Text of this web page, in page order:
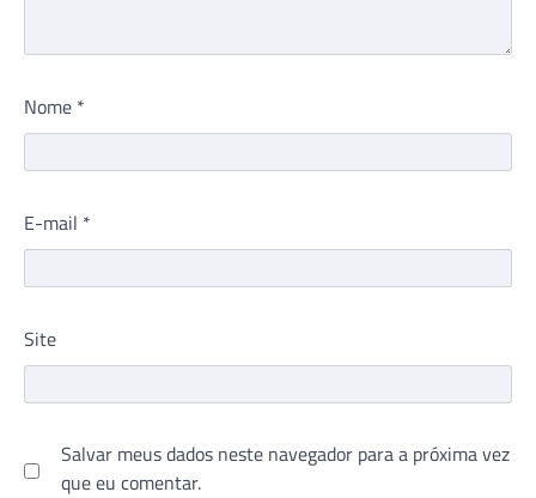
Nome *
E-mail *
Site
Salvar meus dados neste navegador para a próxima vez
que eu comentar.